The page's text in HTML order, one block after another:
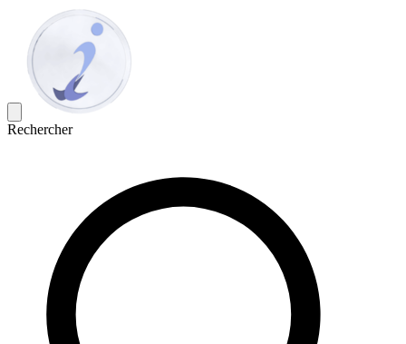
Rechercher